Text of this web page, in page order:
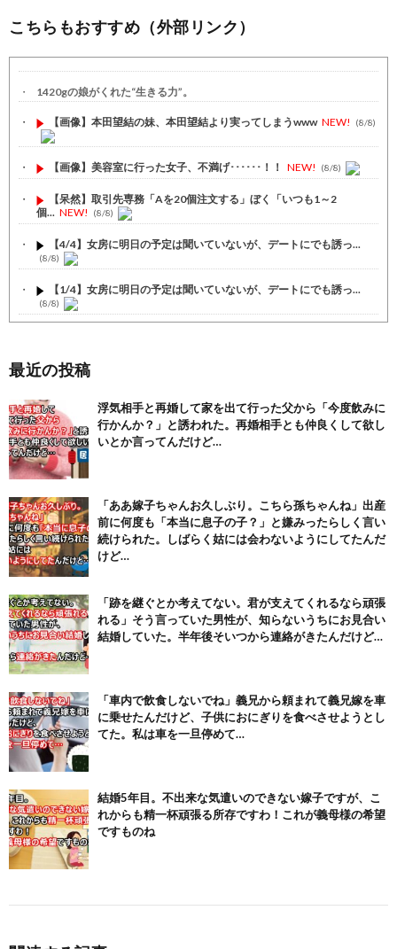
こちらもおすすめ（外部リンク）
1420gの娘がくれた“生きる力”。
【画像】本田望結の妹、本田望結より実ってしまうwww NEW! (8/8)
【画像】美容室に行った女子、不満げ･･････！！ NEW! (8/8)
【呆然】取引先専務「Aを20個注文する」ぼく「いつも1～2
個... NEW! (8/8)
【4/4】女房に明日の予定は聞いていないが、デートにでも誘っ...
(8/8)
【1/4】女房に明日の予定は聞いていないが、デートにでも誘っ...
(8/8)
【注目】熊本地震、28人死亡（30日午前6:30時点）
舌を絡ませて、唾液交換して── ちゅっちゅしながらの濃厚エッ...
(7/30)
【パリピ孔明】アニオリ場面も高評価「パリピ」続編への期待が高...
(6/22)
【画像】テイルズで一番マ〇コ舐めまわしたい女の子ｗｗｗｗｗ
(6/22)
Powered by livedoor 相互RSS
最近の投稿
浮気相手と再婚して家を出て行った父から「今度飲みに
行かんか？」と誘われた。再婚相手とも仲良くして欲し
いとか言ってんだけど…
「ああ嫁子ちゃんお久しぶり。こちら孫ちゃんね」出産
前に何度も「本当に息子の子？」と嫌みったらしく言い
続けられた。しばらく姑には会わないようにしてたんだ
けど…
「跡を継ぐとか考えてない。君が支えてくれるなら頑張
れる」そう言っていた男性が、知らないうちにお見合い
結婚していた。半年後そいつから連絡がきたんだけど…
「車内で飲食しないでね」義兄から頼まれて義兄嫁を車
に乗せたんだけど、子供におにぎりを食べさせようとし
てた。私は車を一旦停めて…
結婚5年目。不出来な気遣いのできない嫁子ですが、こ
れからも精一杯頑張る所存ですわ！これが義母様の希望
ですものね